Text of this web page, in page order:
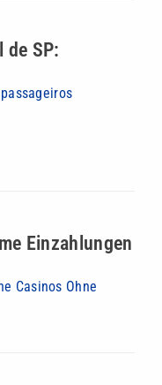
SP:
Einzahlungen
Casinos Ohne